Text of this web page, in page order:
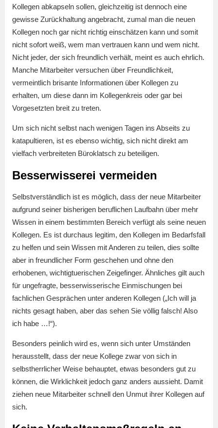
Kollegen abkapseln sollen, gleichzeitig ist dennoch eine
gewisse Zurückhaltung angebracht, zumal man die neuen
Kollegen noch gar nicht richtig einschätzen kann und somit
nicht sofort weiß, wem man vertrauen kann und wem nicht.
Nicht jeder, der sich freundlich verhält, meint es auch ehrlich.
Manche Mitarbeiter versuchen über Freundlichkeit,
vermeintlich brisante Informationen über Kollegen zu
erhalten, um diese dann im Kollegenkreis oder gar bei
Vorgesetzten breit zu treten.
Um sich nicht selbst nach wenigen Tagen ins Abseits zu
katapultieren, ist es ebenso wichtig, sich nicht direkt am
vielfach verbreiteten Büroklatsch zu beteiligen.
Besserwisserei vermeiden
Selbstverständlich ist es möglich, dass der neue Mitarbeiter
aufgrund seiner bisherigen beruflichen Laufbahn über mehr
Wissen in einem bestimmten Bereich verfügt als seine neuen
Kollegen. Es ist durchaus legitim, den Kollegen im Bedarfsfall
zu helfen und sein Wissen mit Anderen zu teilen, dies sollte
aber in freundlicher Form geschehen und ohne den
erhobenen, wichtigtuerischen Zeigefinger. Ähnliches gilt auch
für ungefragte, besserwisserische Einmischungen bei
fachlichen Gesprächen unter anderen Kollegen („Ich will ja
nichts gesagt haben, aber das sehen Sie völlig falsch! Also
ich habe …!“).
Besonders peinlich wird es, wenn sich unter Umständen
herausstellt, dass der neue Kollege zwar von sich in
selbstherrlicher Weise behauptet, etwas besonders gut zu
können, die Wirklichkeit jedoch ganz anders aussieht. Damit
ziehen neue Mitarbeiter schnell den Unmut ihrer Kollegen auf
sich.